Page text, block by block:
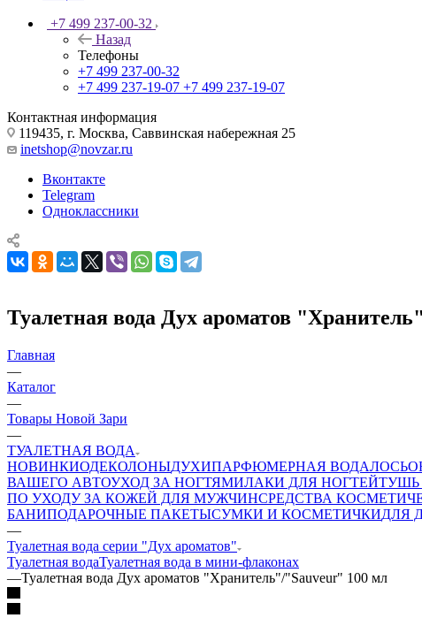
+7 499 237-00-32
Назад
Телефоны
+7 499 237-00-32
+7 499 237-19-07 +7 499 237-19-07
Контактная информация
119435, г. Москва, Саввинская набережная 25
inetshop@novzar.ru
Вконтакте
Telegram
Одноклассники
Туалетная вода Дух ароматов
Главная
—
Каталог
—
Товары Новой Зари
—
ТУАЛЕТНАЯ ВОДА
НОВИНКИОДЕКОЛОНЫДУХИПАРФЮМЕРНАЯ ВОДА
ВАШЕГО АВТОУХОД ЗА НОГТЯМИЛАКИ ДЛЯ НОГТЕЙТУШЬ
ПО УХОДУ ЗА КОЖЕЙ ДЛЯ МУЖЧИНСРЕДСТВА
БАНИПОДАРОЧНЫЕ ПАКЕТЫСУМКИ И КОСМЕТИЧКИДЛЯ
—
Туалетная вода серии "Дух ароматов"
Туалетная водаТуалетная вода в мини-флаконах
—Туалетная вода Дух ароматов "Хранитель"/"Sauveur" 100 мл